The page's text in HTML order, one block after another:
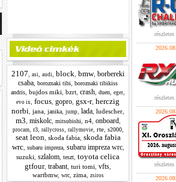
2107 asi audi block bmw, borbereki
csaba boroznaki tibi
boroznaki tibikiss
andris bujdos miki bzrt crash duen eger
evo ix focus gopro gsx-r, herczig
norbi jana janika jump lada ludescher
m3 miskolc, mitsubishi n4, onboard
procam, r3, rallycross, rallymovie, rte, s2000,
seat leon skoda fabia, skoda fabia
wrc, subaru impreza, subaru impreza wrc,
suzuki szlalom teszt toyota celica
gtfour, trabant turi tomi vfts
wartbmw, wrc, zima, zsiros